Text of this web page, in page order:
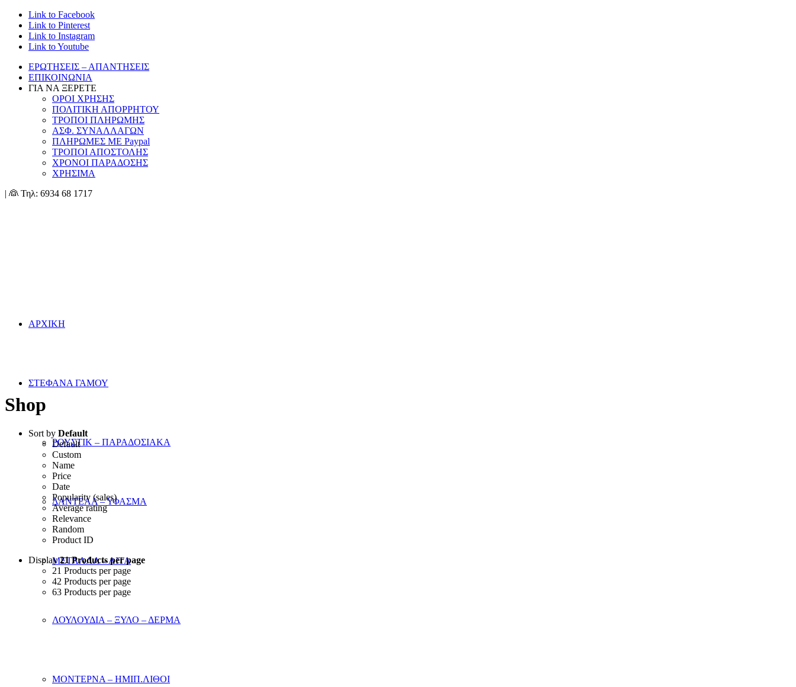
Link to Facebook
Link to Pinterest
Link to Instagram
Link to Youtube
ΕΡΩΤΗΣΕΙΣ – ΑΠΑΝΤΗΣΕΙΣ
ΕΠΙΚΟΙΝΩΝΙΑ
ΓΙΑ ΝΑ ΞΕΡΕΤΕ
ΟΡΟΙ ΧΡΗΣΗΣ
ΠΟΛΙΤΙΚΗ ΑΠΟΡΡΗΤΟΥ
ΤΡΟΠΟΙ ΠΛΗΡΩΜΗΣ
ΑΣΦ. ΣΥΝΑΛΛΑΓΩΝ
ΠΛΗΡΩΜΕΣ ΜΕ Paypal
ΤΡΟΠΟΙ ΑΠΟΣΤΟΛΗΣ
ΧΡΟΝΟΙ ΠΑΡΑΔΟΣΗΣ
ΧΡΗΣΙΜΑ
| 👰 Τηλ: 6934 68 1717
ΑΡΧΙΚΗ
ΣΤΕΦΑΝΑ ΓΑΜΟΥ
ΡΟΥΣΤΙΚ – ΠΑΡΑΔΟΣΙΑΚΑ
ΔΑΝΤΕΛΑ – ΥΦΑΣΜΑ
ΜΕΤΑΛΛΑ – ΛΙΤΑ
ΛΟΥΛΟΥΔΙΑ – ΞΥΛΟ – ΔΕΡΜΑ
ΜΟΝΤΕΡΝΑ – ΗΜΙΠ.ΛΙΘΟΙ
Shop
Sort by Default
Default
Custom
Name
Price
Date
Popularity (sales)
Average rating
Relevance
Random
Product ID
Display21 Products per page
21 Products per page
42 Products per page
63 Products per page